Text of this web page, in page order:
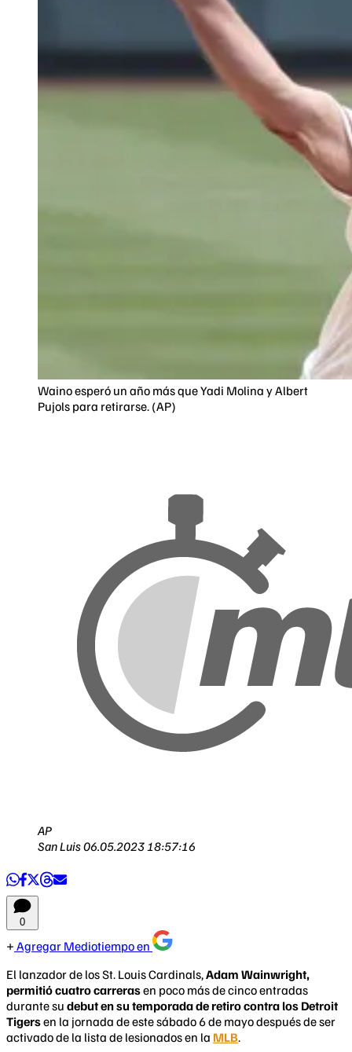
Waino esperó un año más que Yadi Molina y Albert
Pujols para retirarse. (AP)
AP
San Luis06.05.2023 18:57:16
0
Agregar Mediotiempo en
El lanzador de los St. Louis Cardinals,Adam Wainwright,
permitió cuatro carrerasen poco más de cinco entradas
durante su debut en su temporada de retiro contra los Detroit
Tigersen la jornada de este sábado 6 de mayo después de ser
activado de la lista de lesionados en la MLB.